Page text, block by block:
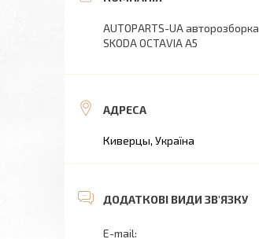
AUTOPARTS-UA авторозборка
SKODA OCTAVIA A5
Киверцы, Україна